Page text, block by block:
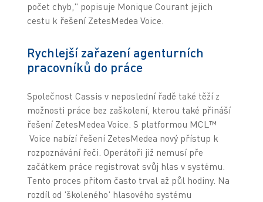
počet chyb," popisuje Monique Courant jejich
cestu k řešení ZetesMedea Voice.
Rychlejší zařazení agenturních
pracovníků do práce
Společnost Cassis v neposlední řadě také těží z
možnosti práce bez zaškolení, kterou také přináší
řešení ZetesMedea Voice. S platformou MCL™
Voice nabízí řešení ZetesMedea nový přístup k
rozpoznávání řeči. Operátoři již nemusí pře
začátkem práce registrovat svůj hlas v systému.
Tento proces přitom často trval až půl hodiny. Na
rozdíl od 'školeného' hlasového systému